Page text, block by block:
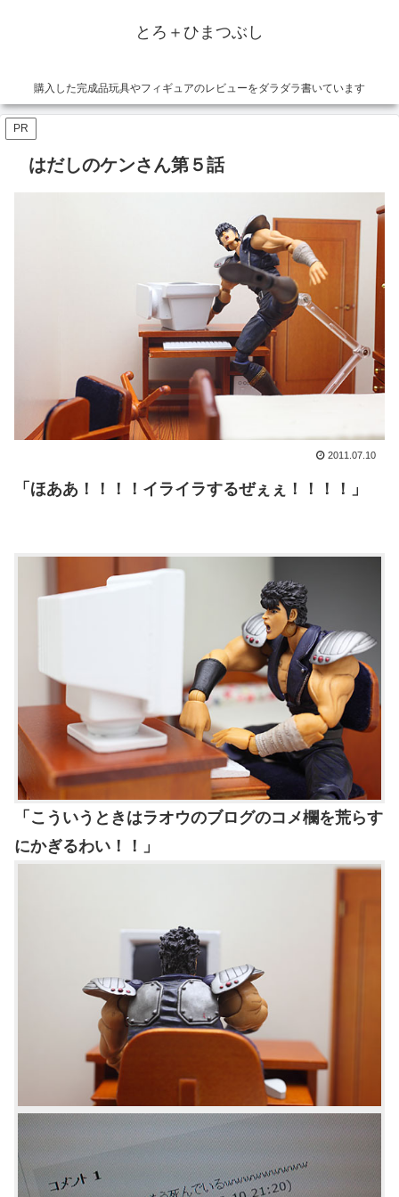
とろ＋ひまつぶし
購入した完成品玩具やフィギュアのレビューをダラダラ書いています
PR
はだしのケンさん第５話
2011.07.10
「ほああ！！！！イライラするぜぇぇ！！！！」
「こういうときはラオウのブログのコメ欄を荒らす
にかぎるわい！！」